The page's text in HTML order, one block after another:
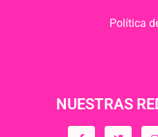
Política
NUESTRAS